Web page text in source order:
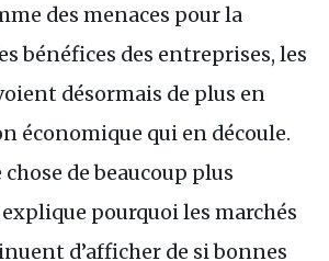
des menaces pour la
bénéfices des entreprises, les
désormais de plus en
économique qui en découle.
de beaucoup plus
pourquoi les marchés
d’afficher de si bonnes